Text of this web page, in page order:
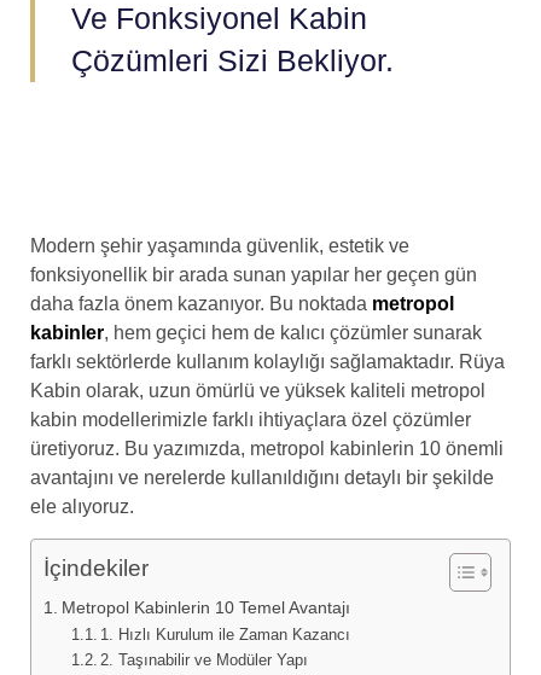
Ve Fonksiyonel Kabin
Çözümleri Sizi Bekliyor.
Modern şehir yaşamında güvenlik, estetik ve
fonksiyonellik bir arada sunan yapılar her geçen gün
daha fazla önem kazanıyor. Bu noktada metropol
kabinler, hem geçici hem de kalıcı çözümler sunarak
farklı sektörlerde kullanım kolaylığı sağlamaktadır. Rüya
Kabin olarak, uzun ömürlü ve yüksek kaliteli metropol
kabin modellerimizle farklı ihtiyaçlara özel çözümler
üretiyoruz. Bu yazımızda, metropol kabinlerin 10 önemli
avantajını ve nerelerde kullanıldığını detaylı bir şekilde
ele alıyoruz.
İçindekiler
Metropol Kabinlerin 10 Temel Avantajı
1. Hızlı Kurulum ile Zaman Kazancı
2. Taşınabilir ve Modüler Yapı